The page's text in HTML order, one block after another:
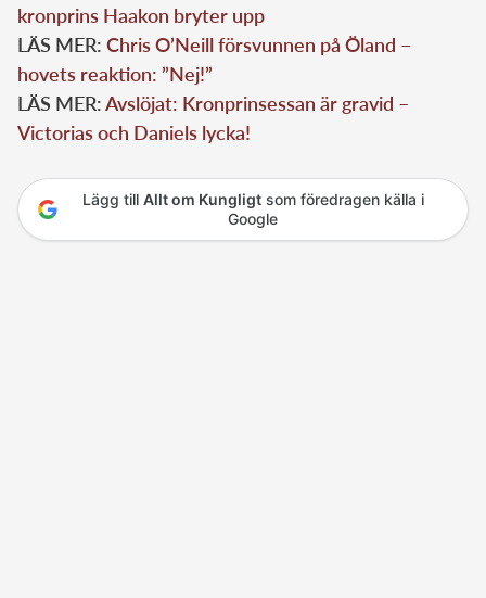
kronprins Haakon bryter upp
LÄS MER: Chris O’Neill försvunnen på Öland –
hovets reaktion: ”Nej!”
LÄS MER:Avslöjat: Kronprinsessan är gravid –
Victorias och Daniels lycka!
Lägg till Allt om Kungligtsom föredragen källa i
Google